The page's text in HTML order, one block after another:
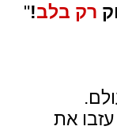
רק בלב!
"
את